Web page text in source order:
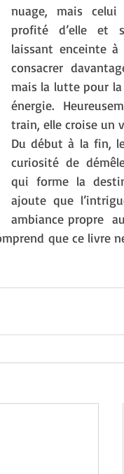
nuage, mais
profité d’elle et
laissant enceinte à
consacrer
mais la lutte pour
énergie.
train, elle croise un
Du début à la fin,
curiosité de
qui forme la
ajoute que
ambiance propre
que ce livre